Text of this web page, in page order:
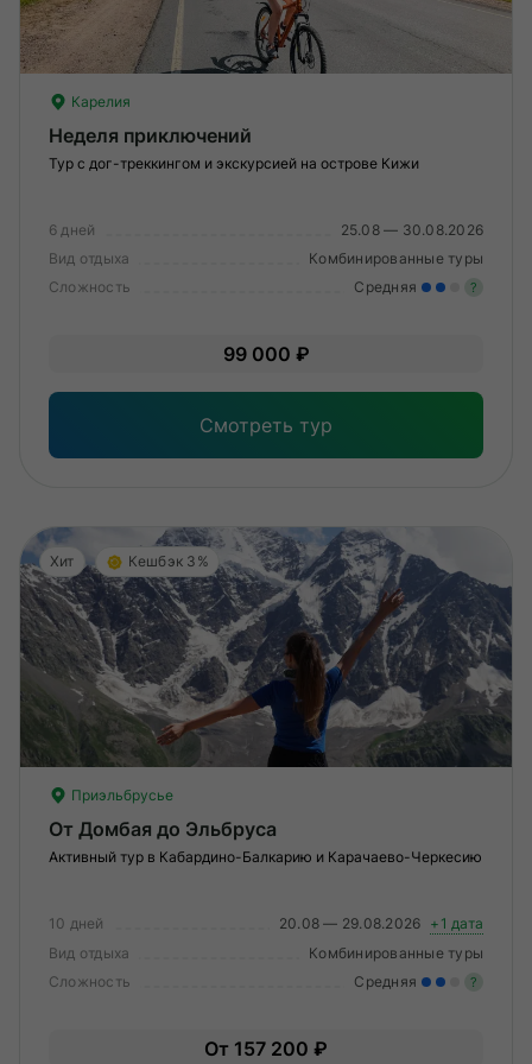
Карелия
Неделя приключений
Тур с дог-треккингом и экскурсией на острове Кижи
6 дней
25.08 — 30.08.2026
Вид отдыха
Комбинированные туры
Сложность
Средняя ?
99 000 ₽
Смотреть тур
Хит Кешбэк 3%
Приэльбрусье
От Домбая до Эльбруса
Активный тур в Кабардино-Балкарию и Карачаево-Черкесию
10 дней 20.08 — 29.08.2026 +1 дата
Вид отдыха
Комбинированные туры
Сложность
Средняя ?
От 157 200 ₽